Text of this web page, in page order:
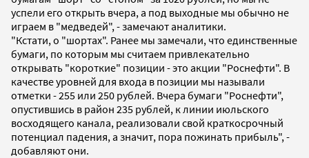
успели его открыть вчера, а под выходные мы обычно не
играем в "медведей", - замечают аналитики.
"Кстати, о "шортах". Ранее мы замечали, что единственные
бумаги, по которым мы считаем привлекательно
открывать "короткие" позиции - это акции "Роснефти". В
качестве уровней для входа в позиции мы называли
отметки - 255 или 250 рублей. Вчера бумаги "Роснефти",
опустившись в район 235 рублей, к линии июльского
восходящего канала, реализовали свой краткосрочный
потенциал падения, а значит, пора пожинать прибыль", -
добавляют они.